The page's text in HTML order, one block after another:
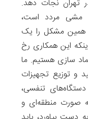
تهران نجات دهد.
مشی مردد است،
همین مشکل را یک
این همکاری رخ
سازی هستیم. ما
و توزیع تجهیزات
تنفسی،
صورت منطقه‌ای و